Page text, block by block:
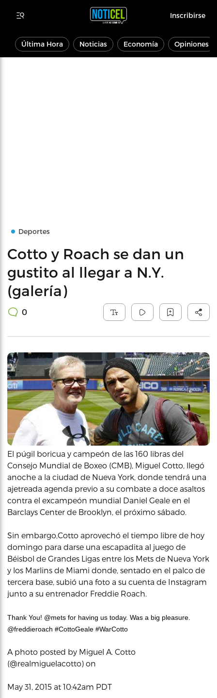
Inscribirse
Última Hora Noticias Economía Opiniones
Deportes
Cotto y Roach se dan un
gustito al llegar a N.Y.
(galería)
0
El púgil boricua y campeón de las 160 libras del
Consejo Mundial de Boxeo (CMB), Miguel Cotto, llegó
anoche a la ciudad de Nueva York, donde tendrá una
ajetreada agenda previo a su combate a doce asaltos
contra el excampeón mundial Daniel Geale en el
Barclays Center de Brooklyn, el próximo sábado.
Sin embargo,Cotto aprovechó el tiempo libre de hoy
domingo para darse una escapadita al juego de
Béisbol de Grandes Ligas entre los Mets de Nueva York
y los Marlins de Miami donde, sentado en el palco de
tercera base, subió una foto a su cuenta de Instagram
junto a su entrenador Freddie Roach.
Thank You! @mets for having us today. Was a big pleasure.
@freddieroach #CottoGeale #WarCotto
A photo posted by Miguel A. Cotto
(@realmiguelacotto) on
May 31, 2015 at 10:42am PDT